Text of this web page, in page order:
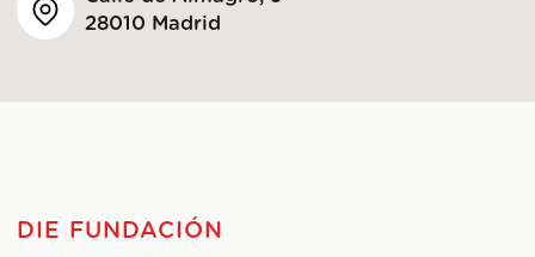
28010 Madrid
DIE FUNDACIÓN